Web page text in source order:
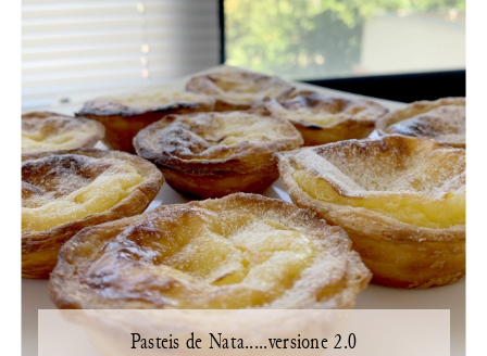
Pasteis de Nata.....versione 2.0